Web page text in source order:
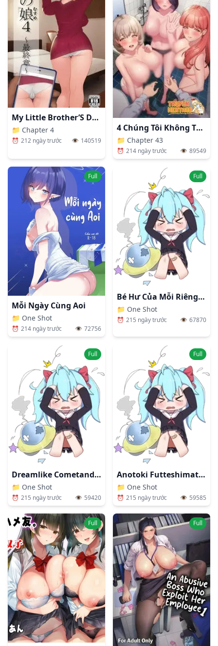
My Little Brother’S Daughter [Otouto No Musume]
📁 Chapter 4
⏰ 212 ngày trước 👁️ 140519
4 Chúng Tôi Không Thể Sống Cùng Nhau
📁 Chapter 43
⏰ 214 ngày trước 👁️ 89549
Full
Mỗi Ngày Cùng Aoi
📁 One Shot
⏰ 214 ngày trước 👁️ 72756
Full
Bé Hư Của Mỗi Riêng Thầy Mà Thôi.
📁 One Shot
⏰ 215 ngày trước 👁️ 67870
Full
Dreamlike Cometanddevil 2
📁 One Shot
⏰ 215 ngày trước 👁️ 59420
Full
Anotoki Futteshimatta Moto Inkya No Onna Tomodati Ga Ura Aka Haisinsya Ni Natta Riyuu.
📁 One Shot
⏰ 215 ngày trước 👁️ 59585
Full Full